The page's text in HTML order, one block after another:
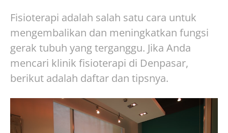
Fisioterapi adalah salah satu cara untuk
mengembalikan dan meningkatkan fungsi
gerak tubuh yang terganggu. Jika Anda
mencari klinik fisioterapi di Denpasar,
berikut adalah daftar dan tipsnya.